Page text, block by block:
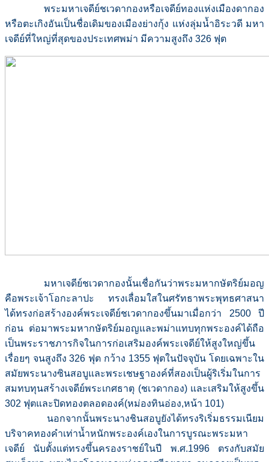
พระมหาเจดีย์ชเวดากองหรือเจดีย์ทองแห่งเมืองดากอง
หรือตะเกิงอันเป็นชื่อเดิมของเมืองย่างกุ้ง แห่งลุ่มน้ำอิระวดี มหา
เจดีย์ที่ใหญ่ที่สุดของประเทศพม่า มีความสูงถึง 326 ฟุต
มหาเจดีย์ชเวดากองนั้นเชื่อกันว่าพระมหากษัตริย์มอญ
คือพระเจ้าโอกะลาปะ ทรงเลื่อมใสในศรัทธาพระพุทธศาสนา
ได้ทรงก่อสร้างองค์พระเจดีย์ชเวดากองขึ้นมาเมื่อกว่า 2500 ปี
ก่อน ต่อมาพระมหากษัตริย์มอญและพม่าแทบทุกพระองค์ได้ถือ
เป็นพระราชภารกิจในการก่อเสริมองค์พระเจดีย์ให้สูงใหญ่ขึ้น
เรื่อยๆ จนสูงถึง 326 ฟุต กว้าง 1355 ฟุตในปัจจุบัน โดยเฉพาะใน
สมัยพระนางซินสอบูและพระเชษฐาองค์ที่สองเป็นผู้ริเริ่มในการ
สมทบทุนสร้างเจดีย์พระเกศธาตุ (ชเวดากอง) และเสริมให้สูงขึ้น
302 ฟุตและปิดทองตลอดองค์(หม่องทินอ่อง,หน้า 101)
นอกจากนั้นพระนางชินสอบูยังได้ทรงริเริ่มธรรมเนียม
บริจาคทองคำเท่าน้ำหนักพระองค์เองในการบูรณะพระมหา
เจดีย์ นับตั้งแต่ทรงขึ้นครองราชย์ในปี พ.ศ.1996 ตรงกับสมัย